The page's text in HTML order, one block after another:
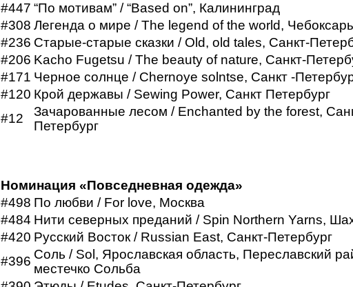
#447 “По мотивам” / “Based on”, Калининград
#308 Легенда о мире / The legend of the world,
#236 Старые-старые сказки / Old, old tales, Санкт-
#206 Kacho Fugetsu / The beauty of nature, Санкт-
#171 Черное солнце / Chernoye solntse, Санкт -
#120 Крой державы / Sewing Power, Санкт Петербург
#12
Зачарованные лесом / Enchanted by the forest,
Петербург
Номинация «Повседневная одежда»
#498 По любви / For love, Москва
#484 Нити северных преданий / Spin Northern Yarns,
#420 Русский Восток / Russian East, Санкт-Петербург
#396 Соль / Sol, Ярославская область, Переславский
местечко Сольба